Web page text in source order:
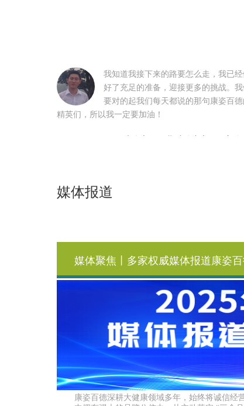
我知道我接下来的路要怎么走，我已经
好了充足的准备，迎接更多的挑战。我
要对的起我们每天都说的那句康姿百德
精英们，所以我一定要加油！
媒体报道
媒体聚焦丨多家权威媒体报道康姿
康姿百德深耕大健康领域多年，始终将诚信经